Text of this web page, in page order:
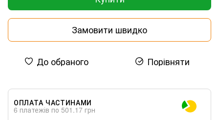
Замовити швидко
До обраного Порівняти
ОПЛАТА ЧАСТИНАМИ
6 платежів по 501.17 грн